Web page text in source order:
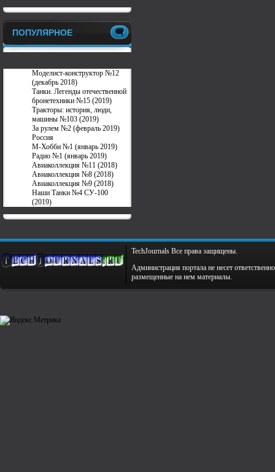
ПОПУЛЯРНОЕ
Моделист-конструктор №12
(декабрь 2018)
Танки. Легенды отечественной
бронетехники №15 (2019)
Тракторы: история, люди,
машины №103 (2019)
За рулем №2 (февраль 2019)
Россия
М-Хобби №1 (январь 2019)
Радио №1 (январь 2019)
Авиаколлекция №11 (2018)
Авиаколлекция №8 (2018)
Авиаколлекция №9 (2018)
Наши Танки №4 СУ-100
(2019)
TechJournals Все права защищены.
Администрация портала не несет
размещенные на нем материалы.